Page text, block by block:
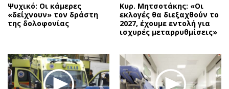
Money Review
AstroBank Properties
Ενέργεια
Ναυτιλία
Περιβάλλον
Πρόσωπα
Περιβάλλον
Good Life
Γυναίκα
Showbiz
Ταξίδια
Ψυχικό: Οι κάμερες
«δείχνουν» τον δράστη
της δολοφονίας
Κυρ. Μητσοτάκης: «Οι
εκλογές θα διεξαχθούν το
2027, έχουμε εντολή για
ισχυρές μεταρρυθμίσεις»